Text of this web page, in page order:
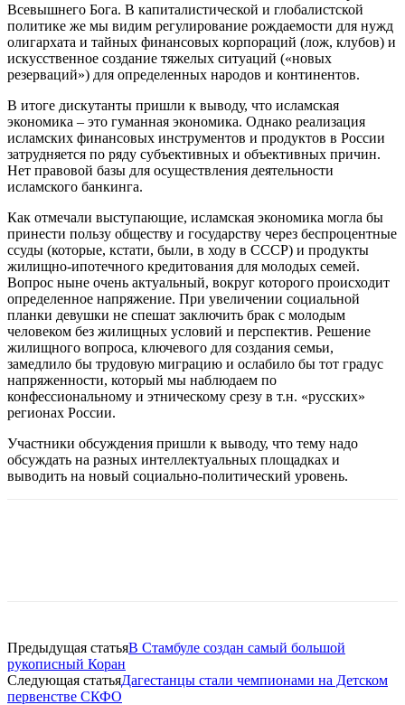
Всевышнего Бога. В капиталистической и глобалистской
политике же мы видим регулирование рождаемости для нужд
олигархата и тайных финансовых корпораций (лож, клубов) и
искусственное создание тяжелых ситуаций («новых
резерваций») для определенных народов и континентов.
В итоге дискутанты пришли к выводу, что исламская
экономика – это гуманная экономика. Однако реализация
исламских финансовых инструментов и продуктов в России
затрудняется по ряду субъективных и объективных причин.
Нет правовой базы для осуществления деятельности
исламского банкинга.
Как отмечали выступающие, исламская экономика могла бы
принести пользу обществу и государству через беспроцентные
ссуды (которые, кстати, были, в ходу в СССР) и продукты
жилищно-ипотечного кредитования для молодых семей.
Вопрос ныне очень актуальный, вокруг которого происходит
определенное напряжение. При увеличении социальной
планки девушки не спешат заключить брак с молодым
человеком без жилищных условий и перспектив. Решение
жилищного вопроса, ключевого для создания семьи,
замедлило бы трудовую миграцию и ослабило бы тот градус
напряженности, который мы наблюдаем по
конфессиональному и этническому срезу в т.н. «русских»
регионах России.
Участники обсуждения пришли к выводу, что тему надо
обсуждать на разных интеллектуальных площадках и
выводить на новый социально-политический уровень.
Предыдущая статьяВ Стамбуле создан самый большой
рукописный Коран
Следующая статьяДагестанцы стали чемпионами на Детском
первенстве СКФО